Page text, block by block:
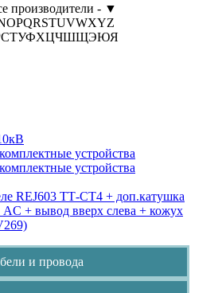
производители - ▼
OPQRSTUVWXYZ
СТУФХЦЧШЩЭЮЯ
устройства
устройства
REJ603 ТТ-CT4 + доп.катушка
+ вывод вверх слева + кожух
и провода